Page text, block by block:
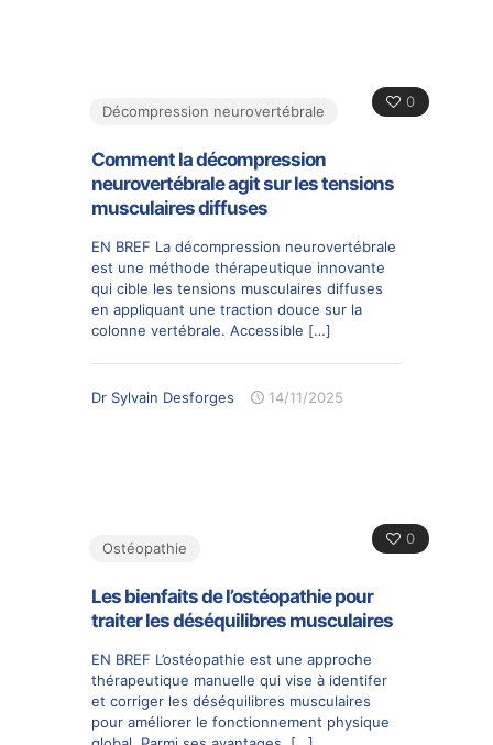
0
Décompression neurovertébrale
Comment la décompression
neurovertébrale agit sur les tensions
musculaires diffuses
EN BREF La décompression neurovertébrale
est une méthode thérapeutique innovante
qui cible les tensions musculaires diffuses
en appliquant une traction douce sur la
colonne vertébrale. Accessible […]
Dr Sylvain Desforges 14/11/2025
0
Ostéopathie
Les bienfaits de l’ostéopathie pour
traiter les déséquilibres musculaires
EN BREF L’ostéopathie est une approche
thérapeutique manuelle qui vise à identifer
et corriger les déséquilibres musculaires
pour améliorer le fonctionnement physique